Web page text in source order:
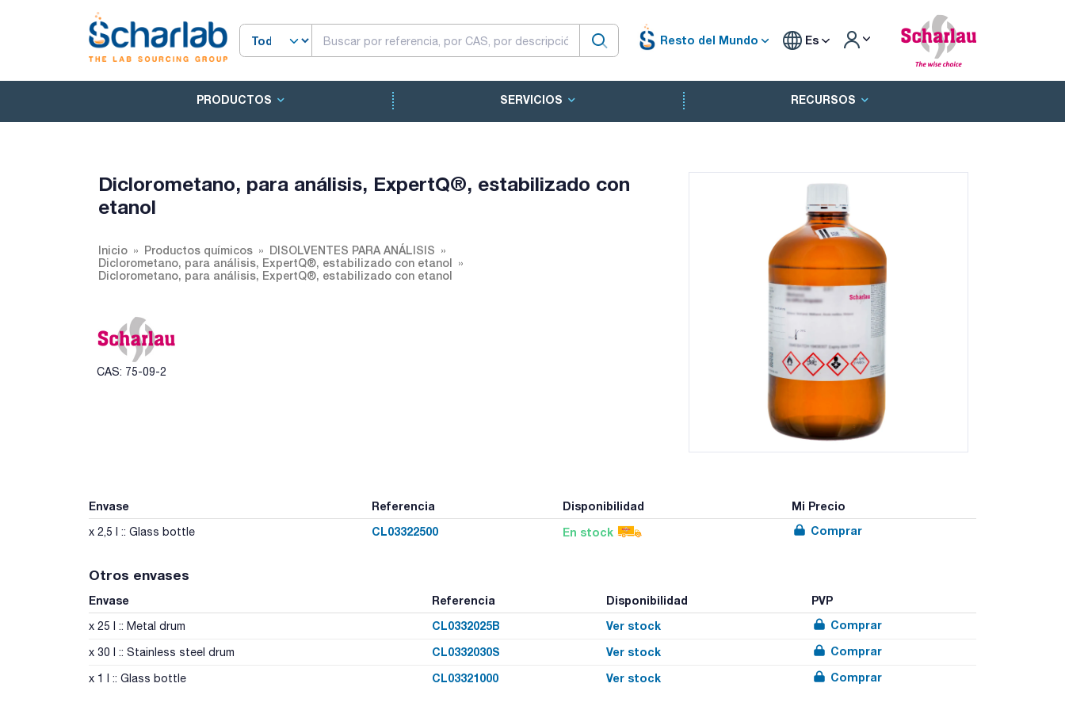
Resto del Mundo Es
PRODUCTOS SERVICIOS RECURSOS
Diclorometano, para análisis, ExpertQ®, estabilizado con
etanol
Inicio Productos químicos
DISOLVENTES PARA ANÁLISIS
Diclorometano, para análisis, ExpertQ®, estabilizado con etanol
Diclorometano, para análisis, ExpertQ®, estabilizado con etanol
CAS: 75-09-2
Envase Referencia Disponibilidad Mi Precio
x 2,5 l :: Glass bottle CL03322500 En stock Comprar
Otros envases
Envase Referencia Disponibilidad PVP
x 25 l :: Metal drum CL0332025B Ver stock Comprar
x 30 l :: Stainless steel drum CL0332030S Ver stock Comprar
x 1 l :: Glass bottle CL03321000 Ver stock Comprar